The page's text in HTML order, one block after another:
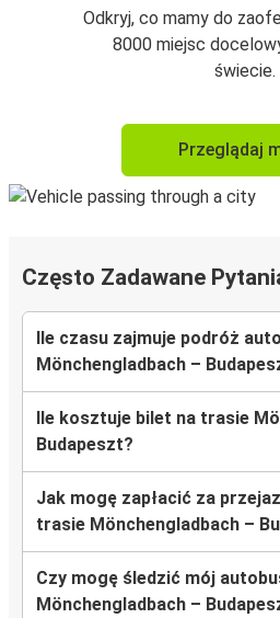
Odkryj, co mamy do
8000 miejsc
świecie.
Przeglądaj
Często Zadawane
Ile czasu zajmuje podróż
Mönchengladbach –
Ile kosztuje bilet na trasie
Budapeszt?
Jak mogę zapłacić za
trasie Mönchengladbach –
Czy mogę śledzić mój
Mönchengladbach –